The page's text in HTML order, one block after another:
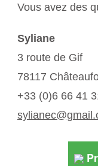
Vous avez des
Syliane
3 route de Gif
78117
+33 (0)6 66 41